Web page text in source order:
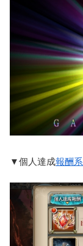
▼個人達成報酬系